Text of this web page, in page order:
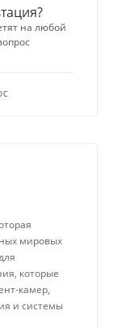
мировых
которые
камер,
и системы
на любой